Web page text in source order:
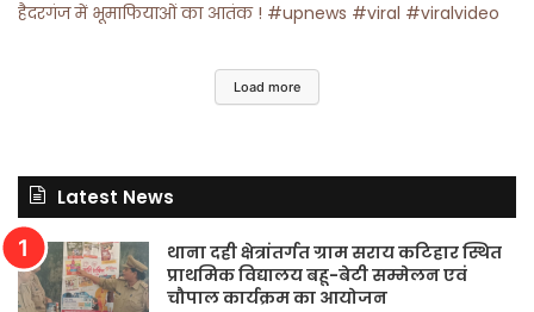
हैदरगंज में भूमाफियाओं का आतंक ! #upnews #viral #viralvideo
Load more
Latest News
थाना दही क्षेत्रांतर्गत ग्राम सराय कटिहार स्थित
प्राथमिक विद्यालय बहू-बेटी सम्मेलन एवं
चौपाल कार्यक्रम का आयोजन